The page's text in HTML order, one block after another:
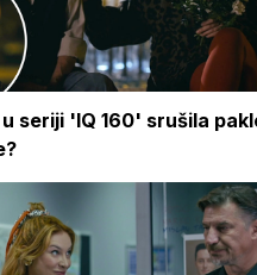
seriji 'IQ 160' srušila